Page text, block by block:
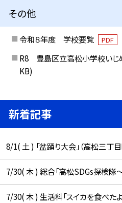
その他
令和８年度 学校要覧 PDF
R8 豊島区立高松小学校いじ
KB)
新着記事
8/1( 土 ) 「盆踊り大会」（高松三丁目
7/30( 木 ) 総合「高松SDGs探検隊〜
7/30( 木 ) 生活科「スイカを食べたよ